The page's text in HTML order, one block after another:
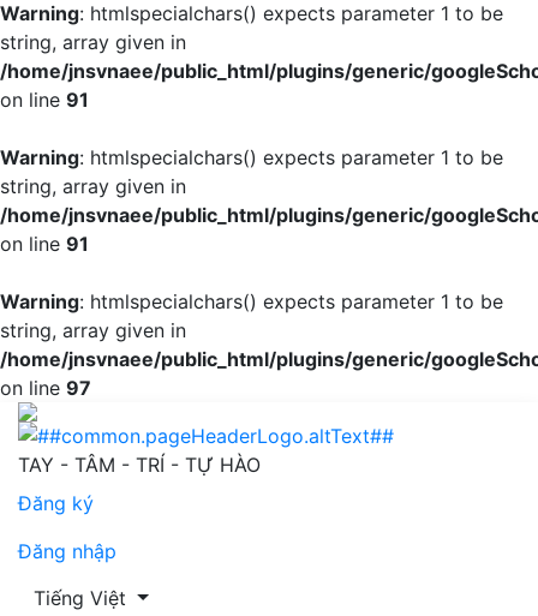
Warning: htmlspecialchars() expects parameter 1 to be
string, array given in
/home/jnsvnaee/public_html/plugins/generic/
on line 91
Warning: htmlspecialchars() expects parameter 1 to be
string, array given in
/home/jnsvnaee/public_html/plugins/generic/
on line 91
Warning: htmlspecialchars() expects parameter 1 to be
string, array given in
/home/jnsvnaee/public_html/plugins/generic/
on line 97
Một số khó khăn của sinh viên Trường Đại học Điều
TAY - TÂM - TRÍ - TỰ HÀO
Đăng ký
Đăng nhập
Thay đổi ngôn ngữ. Ngôn ngữ hiện tại là:
Tiếng Việt